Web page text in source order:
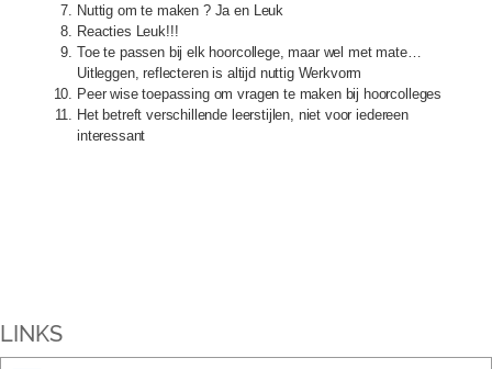
Nuttig om te maken ? Ja en Leuk
Reacties Leuk!!!
Toe te passen bij elk hoorcollege, maar wel met mate…
Uitleggen, reflecteren is altijd nuttig Werkvorm
Peer wise toepassing om vragen te maken bij hoorcolleges
Het betreft verschillende leerstijlen, niet voor iedereen
interessant
LINKS